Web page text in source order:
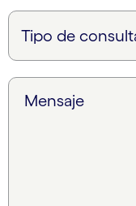
Mensaje